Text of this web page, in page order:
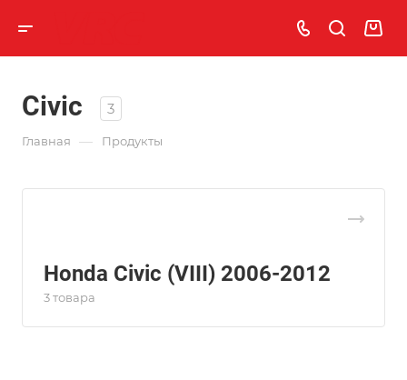
Civic 3
Главная — Продукты
Honda Civic (VIII) 2006-2012
3 товара